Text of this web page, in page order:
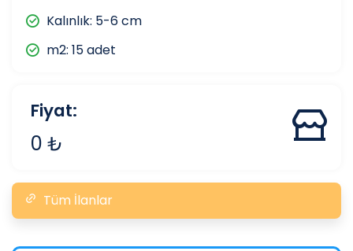
Kalınlık: 5-6 cm
m2: 15 adet
Fiyat:
0 ₺
Tüm İlanlar